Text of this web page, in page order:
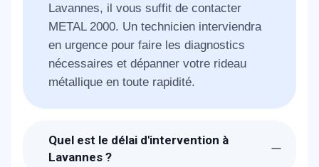
Lavannes, il vous suffit de contacter
METAL 2000. Un technicien interviendra
en urgence pour faire les diagnostics
nécessaires et dépanner votre rideau
métallique en toute rapidité.
Quel est le délai d'intervention à
Lavannes ?